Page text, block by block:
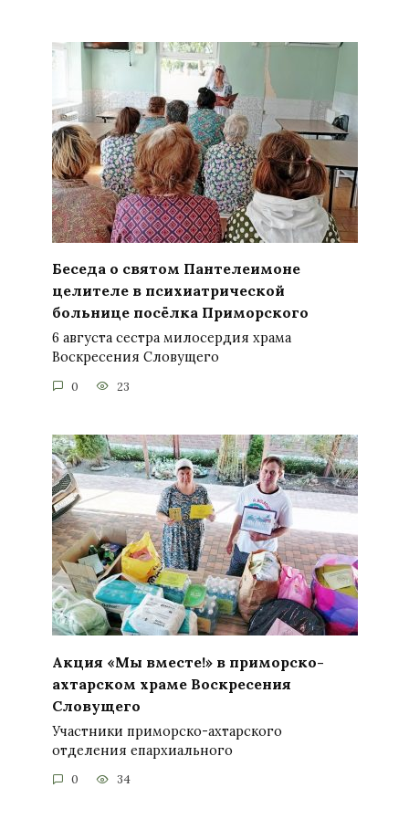
Беседа о святом Пантелеимоне
целителе в психиатрической
больнице посёлка Приморского
6 августа сестра милосердия храма
Воскресения Словущего
0 23
Акция «Мы вместе!» в приморско-
ахтарском храме Воскресения
Словущего
Участники приморско-ахтарского
отделения епархиального
0 34